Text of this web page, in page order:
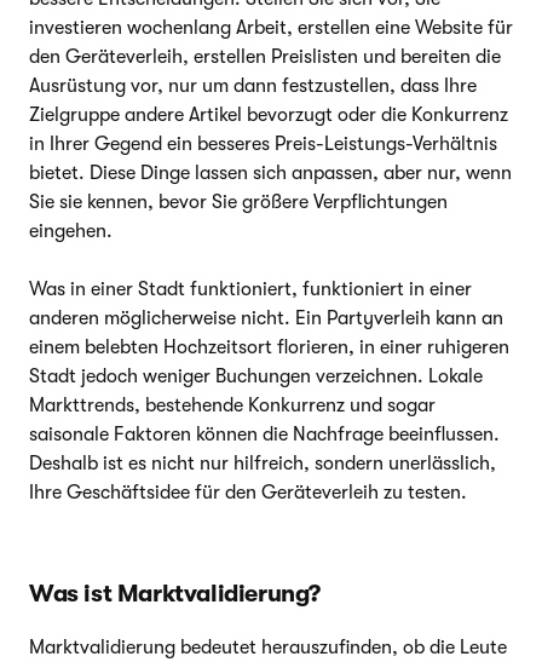
investieren wochenlang Arbeit, erstellen eine Website für
den Geräteverleih, erstellen Preislisten und bereiten die
Ausrüstung vor, nur um dann festzustellen, dass Ihre
Zielgruppe andere Artikel bevorzugt oder die Konkurrenz
in Ihrer Gegend ein besseres Preis-Leistungs-Verhältnis
bietet. Diese Dinge lassen sich anpassen, aber nur, wenn
Sie sie kennen, bevor Sie größere Verpflichtungen
eingehen.
Was in einer Stadt funktioniert, funktioniert in einer
anderen möglicherweise nicht. Ein Partyverleih kann an
einem belebten Hochzeitsort florieren, in einer ruhigeren
Stadt jedoch weniger Buchungen verzeichnen. Lokale
Markttrends, bestehende Konkurrenz und sogar
saisonale Faktoren können die Nachfrage beeinflussen.
Deshalb ist es nicht nur hilfreich, sondern unerlässlich,
Ihre Geschäftsidee für den Geräteverleih zu testen.
Was ist Marktvalidierung?
Marktvalidierung bedeutet herauszufinden, ob die Leute